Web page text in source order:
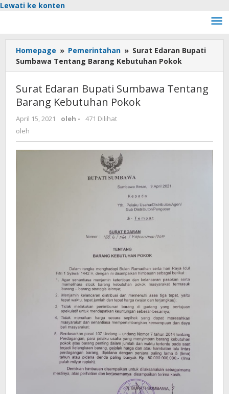
Lewati ke konten
Homepage » Pemerintahan » Surat Edaran Bupati
Sumbawa Tentang Barang Kebutuhan Pokok
Surat Edaran Bupati Sumbawa Tentang
Barang Kebutuhan Pokok
April 15, 2021 oleh -
471 Dilihat
oleh